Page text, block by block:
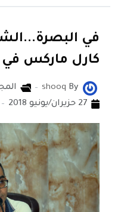
في
كارل ماركس في
By
shooq
27 حزيران/يونيو 2018